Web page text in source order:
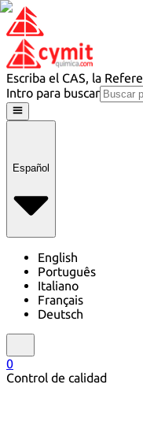
Escriba el CAS, la
Intro para buscar
Español
English
Português
Italiano
Français
Deutsch
0
Control de calidad